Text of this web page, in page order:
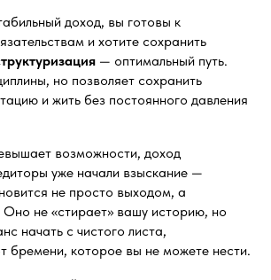
доход, вы готовы к
и хотите сохранить
— оптимальный путь.
но позволяет сохранить
и жить без постоянного давления
возможности, доход
уже начали взыскание —
не просто выходом, а
не «стирает» вашу историю, но
начать с чистого листа,
бремени, которое вы не можете нести.